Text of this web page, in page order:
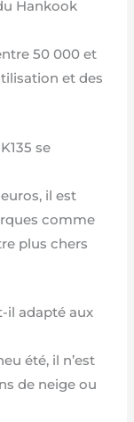
Hankook
50 000 et
et des
se
il est
comme
plus chers
il adapté aux
été, il n’est
de neige ou